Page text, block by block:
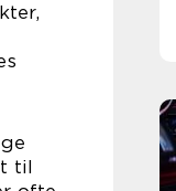
til